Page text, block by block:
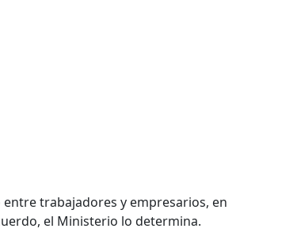
trabajadores y empresarios, en
el Ministerio lo determina.